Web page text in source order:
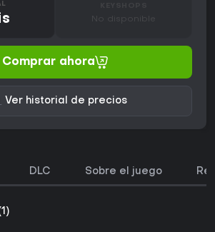
No disponible
Comprar ahora
Ver historial de precios
DLC Sobre el juego